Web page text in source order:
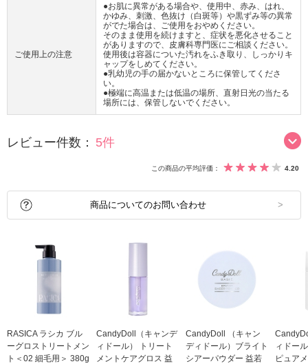
ご使用上の注意
●お肌に異常がある場合や、使用中、赤み、はれ、
かゆみ、刺激、色抜け（白斑等）や黒ずみ等の異常
がでた場合は、ご使用をおやめください。
そのまま使用を続けますと、症状を悪化させること
がありますので、皮膚科専門医にご相談ください。
使用後は容器についた汚れをふき取り、しっかりキ
ャップをしめてください。
●乳幼児の手の届かないところに保管してくださ
い。
●極端に高温または低温の場所、直射日光の当たる
場所には、保管しないでください。
レビュー件数： 5件
この商品の平均評価： 4.20
商品についてのお問い合わせ
RASICA ラシカ ブル
ーグロストリートメン
ト＜02 細毛用＞ 380g
CandyDoll（キャンデ
ィドール） トリート
メントケアグロス 益
CandyDoll （キャン
ディドール）ブライト
シアーパウダー 益若
ィドー
ピュア